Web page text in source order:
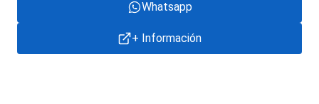
Whatsapp
+ Información